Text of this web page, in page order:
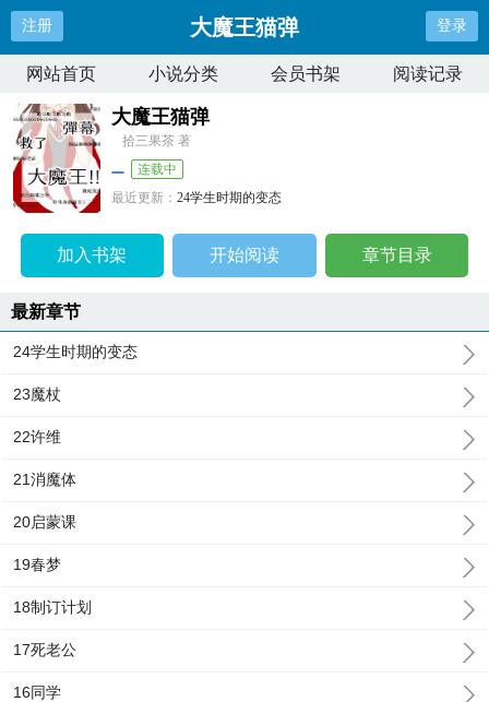
注册 大魔王猫弹 登录
网站首页 小说分类 会员书架 阅读记录
大魔王猫弹
拾三果茶 著
连载中
最近更新：24学生时期的变态
加入书架 开始阅读 章节目录
最新章节
24学生时期的变态
23魔杖
22许维
21消魔体
20启蒙课
19春梦
18制订计划
17死老公
16同学